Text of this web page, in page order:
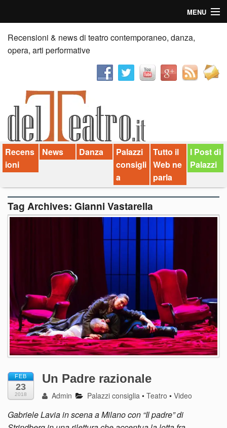
MENU
Home
Recensioni
News
Palazzi consiglia
Video
Chi siamo
Contatti
Recensioni & news di teatro contemporaneo, danza,
opera, arti performative
Recens
ioni
News Danza
Palazzi
consigli
a
Tutto il
Web ne
parla
I Post di
Palazzi
Tag Archives: Gianni Vastarella
FEB
23
2018
Un Padre razionale
Admin Palazzi consiglia •Teatro •Video
Gabriele Lavia in scena a Milano con “Il padre” di